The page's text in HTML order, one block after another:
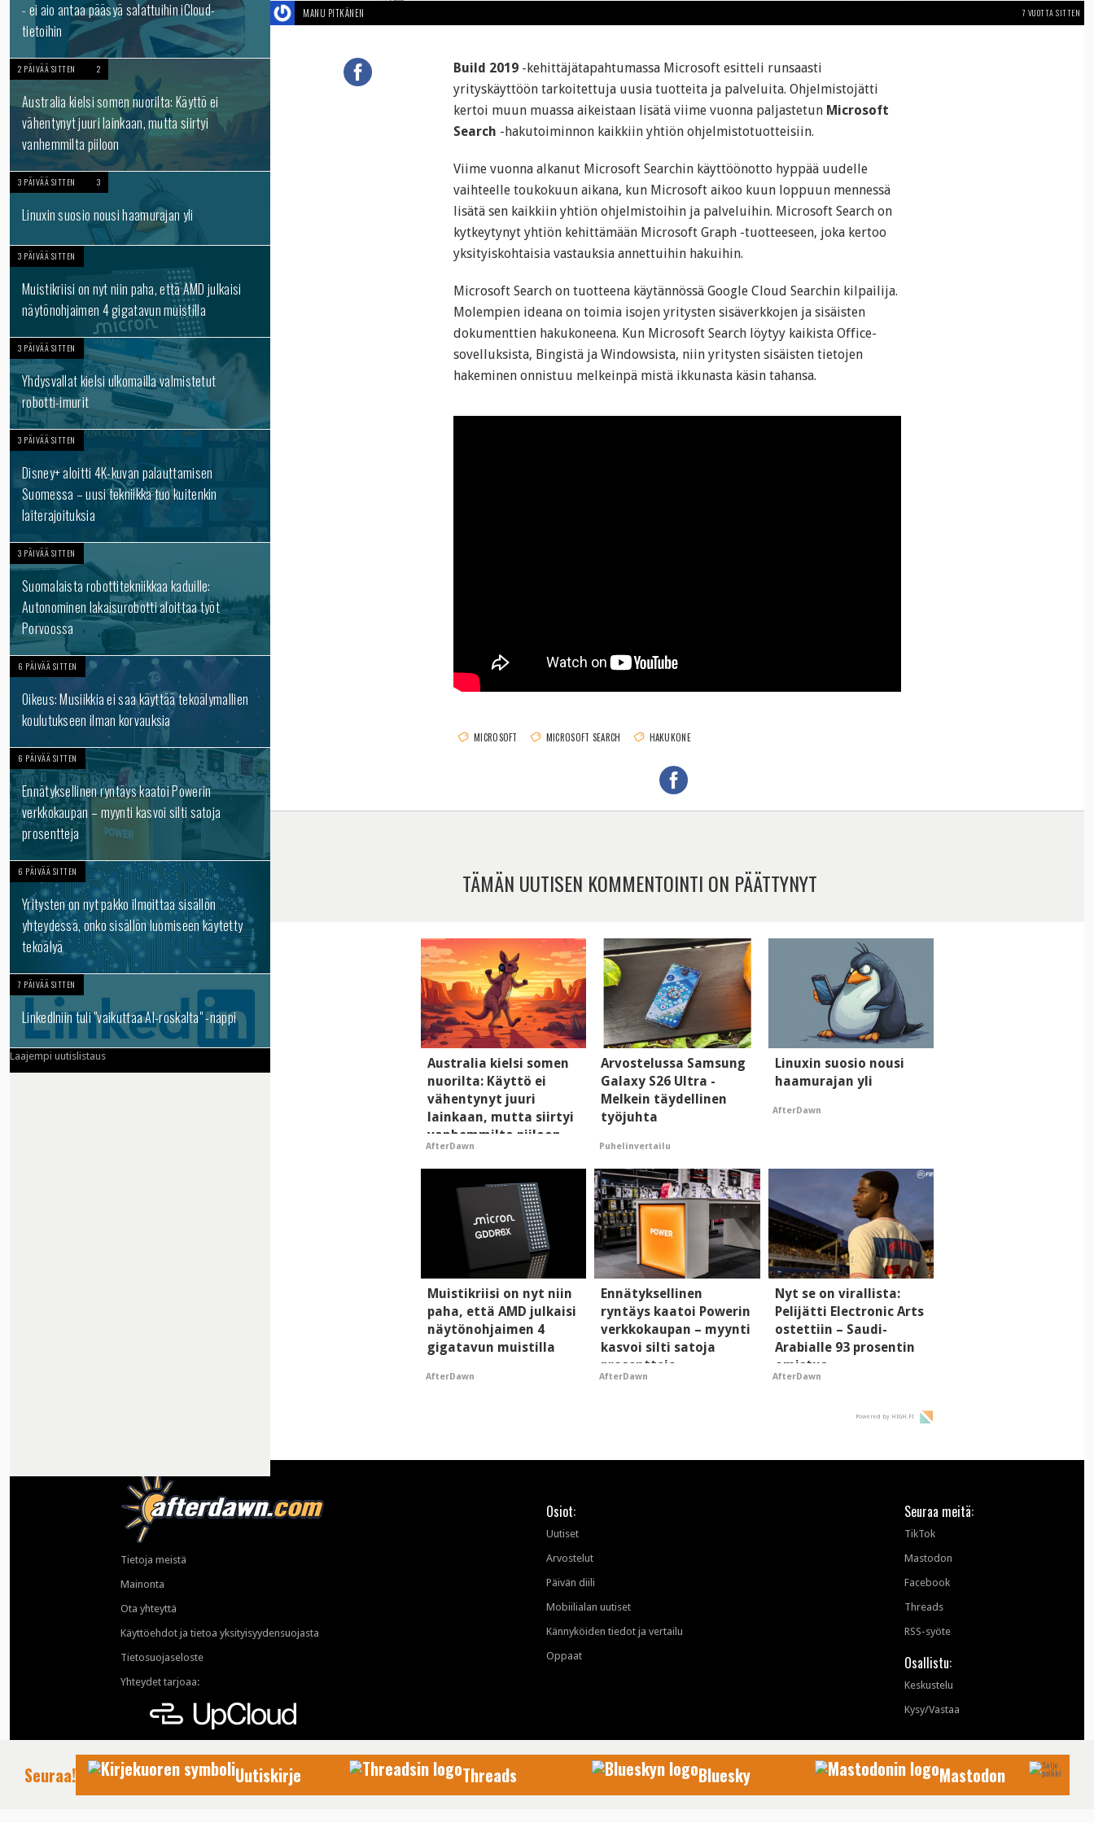
- ei aio antaa pääsyä salattuihin iCloud-
tietoihin
2 PÄIVÄÄ SITTEN 2
Australia kielsi somen nuorilta: Käyttö ei
vähentynyt juuri lainkaan, mutta siirtyi
vanhemmilta piiloon
3 PÄIVÄÄ SITTEN 3
Linuxin suosio nousi haamurajan yli
3 PÄIVÄÄ SITTEN
Muistikriisi on nyt niin paha, että AMD julkaisi
näytönohjaimen 4 gigatavun muistilla
3 PÄIVÄÄ SITTEN
Yhdysvallat kielsi ulkomailla valmistetut
robotti-imurit
3 PÄIVÄÄ SITTEN
Disney+ aloitti 4K-kuvan palauttamisen
Suomessa – uusi tekniikka tuo kuitenkin
laiterajoituksia
3 PÄIVÄÄ SITTEN
Suomalaista robottitekniikkaa kaduille:
Autonominen lakaisurobotti aloittaa työt
Porvoossa
6 PÄIVÄÄ SITTEN
Oikeus: Musiikkia ei saa käyttää tekoälymallien
koulutukseen ilman korvauksia
6 PÄIVÄÄ SITTEN
Ennätyksellinen ryntäys kaatoi Powerin
verkkokaupan – myynti kasvoi silti satoja
prosentteja
6 PÄIVÄÄ SITTEN
Yritysten on nyt pakko ilmoittaa sisällön
yhteydessä, onko sisällön luomiseen käytetty
tekoälyä
7 PÄIVÄÄ SITTEN
LinkedIniin tuli "vaikuttaa AI-roskalta" -nappi
Laajempi uutislistaus
MANU PITKÄNEN 7 VUOTTA SITTEN
Build 2019 -kehittäjätapahtumassa Microsoft esitteli runsaasti
yrityskäyttöön tarkoitettuja uusia tuotteita ja palveluita. Ohjelmistojätti
kertoi muun muassa aikeistaan lisätä viime vuonna paljastetun Microsoft
Search -hakutoiminnon kaikkiin yhtiön ohjelmistotuotteisiin.
Viime vuonna alkanut Microsoft Searchin käyttöönotto hyppää uudelle
vaihteelle toukokuun aikana, kun Microsoft aikoo kuun loppuun mennessä
lisätä sen kaikkiin yhtiön ohjelmistoihin ja palveluihin. Microsoft Search on
kytkeytynyt yhtiön kehittämään Microsoft Graph -tuotteeseen, joka kertoo
yksityiskohtaisia vastauksia annettuihin hakuihin.
Microsoft Search on tuotteena käytännössä Google Cloud Searchin kilpailija.
Molempien ideana on toimia isojen yritysten sisäverkkojen ja sisäisten
dokumenttien hakukoneena. Kun Microsoft Search löytyy kaikista Office-
sovelluksista, Bingistä ja Windowsista, niin yritysten sisäisten tietojen
hakeminen onnistuu melkeinpä mistä ikkunasta käsin tahansa.
MICROSOFT MICROSOFT SEARCH HAKUKONE
TÄMÄN UUTISEN KOMMENTOINTI ON PÄÄTTYNYT
Australia kielsi somen
nuorilta: Käyttö ei
vähentynyt juuri
lainkaan, mutta siirtyi
vanhemmilta piiloon
AfterDawn
Arvostelussa Samsung
Galaxy S26 Ultra -
Melkein täydellinen
työjuhta
Puhelinvertailu
Linuxin suosio nousi
haamurajan yli
AfterDawn
Muistikriisi on nyt niin
paha, että AMD julkaisi
näytönohjaimen 4
gigatavun muistilla
AfterDawn
Ennätyksellinen
ryntäys kaatoi Powerin
verkkokaupan – myynti
kasvoi silti satoja
prosentteja
AfterDawn
Nyt se on virallista:
Pelijätti Electronic Arts
ostettiin – Saudi-
Arabialle 93 prosentin
omistus
AfterDawn
Powered by HIGH.FI
Tietoja meistä
Mainonta
Ota yhteyttä
Käyttöehdot ja tietoa yksityisyydensuojasta
Tietosuojaseloste
Yhteydet tarjoaa:
Osiot:
Uutiset
Arvostelut
Päivän diili
Mobiilialan uutiset
Kännyköiden tiedot ja vertailu
Oppaat
Seuraa meitä:
TikTok
Mastodon
Facebook
Threads
RSS-syöte
Osallistu:
Keskustelu
Kysy/Vastaa
© 1999-2026 AfterDawn Oy
Seuraa! Uutiskirje Threads Bluesky Mastodon